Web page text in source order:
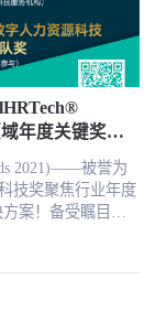
作为2022年度采购
以免费获取参会门
高广泛知名度，
年度关键奖
2021)——被誉为
技奖聚焦行业年度
案！备受瞩目，
进程加快！在这
协作和多方成熟